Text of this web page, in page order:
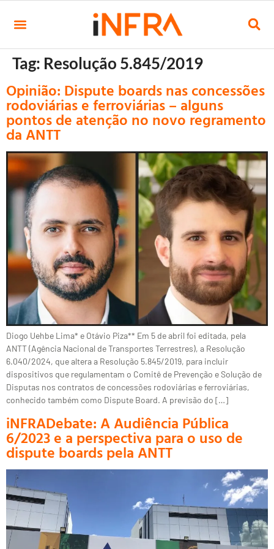
Tag: Resolução 5.845/2019
Opinião: Dispute boards nas concessões
rodoviárias e ferroviárias – alguns
pontos de atenção no novo regramento
da ANTT
Diogo Uehbe Lima* e Otávio Piza** Em 5 de abril foi editada, pela
ANTT (Agência Nacional de Transportes Terrestres), a Resolução
6.040/2024, que altera a Resolução 5.845/2019, para incluir
dispositivos que regulamentam o Comitê de Prevenção e Solução de
Disputas nos contratos de concessões rodoviárias e ferroviárias,
conhecido também como Dispute Board. A previsão do […]
iNFRADebate: A Audiência Pública
6/2023 e a perspectiva para o uso de
dispute boards pela ANTT